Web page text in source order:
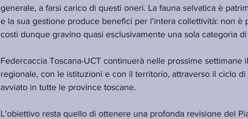
generale, a farsi carico di questi oneri. La fauna selvatica è
e la sua gestione produce benefici per l'intera collettività: non è
costi dunque gravino quasi esclusivamente una sola categoria
Federcaccia Toscana-UCT continuerà nelle prossime settimane
regionale, con le istituzioni e con il territorio, attraverso il ciclo
avviato in tutte le province toscane.
L'obiettivo resta quello di ottenere una profonda revisione del